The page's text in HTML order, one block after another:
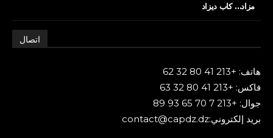
مزاد… كاب ديزاد
اتصال
هاتف: +213 41 80 32 62
فاكس: +213 41 80 32 63
جوال: +213 7 70 65 93 89
بريد إلكتروني:contact@capdz.dz